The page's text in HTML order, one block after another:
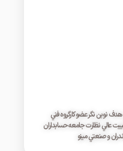
نوين نگر عضو کارگروه فني
عالي نظارت جامعه حسابداران
و صنعتي مينو